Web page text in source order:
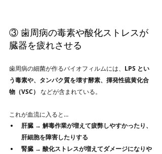
③ 歯周病の毒素や酸化ストレスが
臓器を疲れさせる
歯周病の細菌が作るバイオフィルムには、 LPS とい
う毒素や、タンパク質を壊す酵素、揮発性硫黄化合
物（VSC）
などが含まれている。
これが血流に入ると…
肝臓 → 解毒作業が増えて疲弊しやすかったり、
肝細胞を障害したりする
腎臓 → 酸化ストレスが増えてダメージになりや